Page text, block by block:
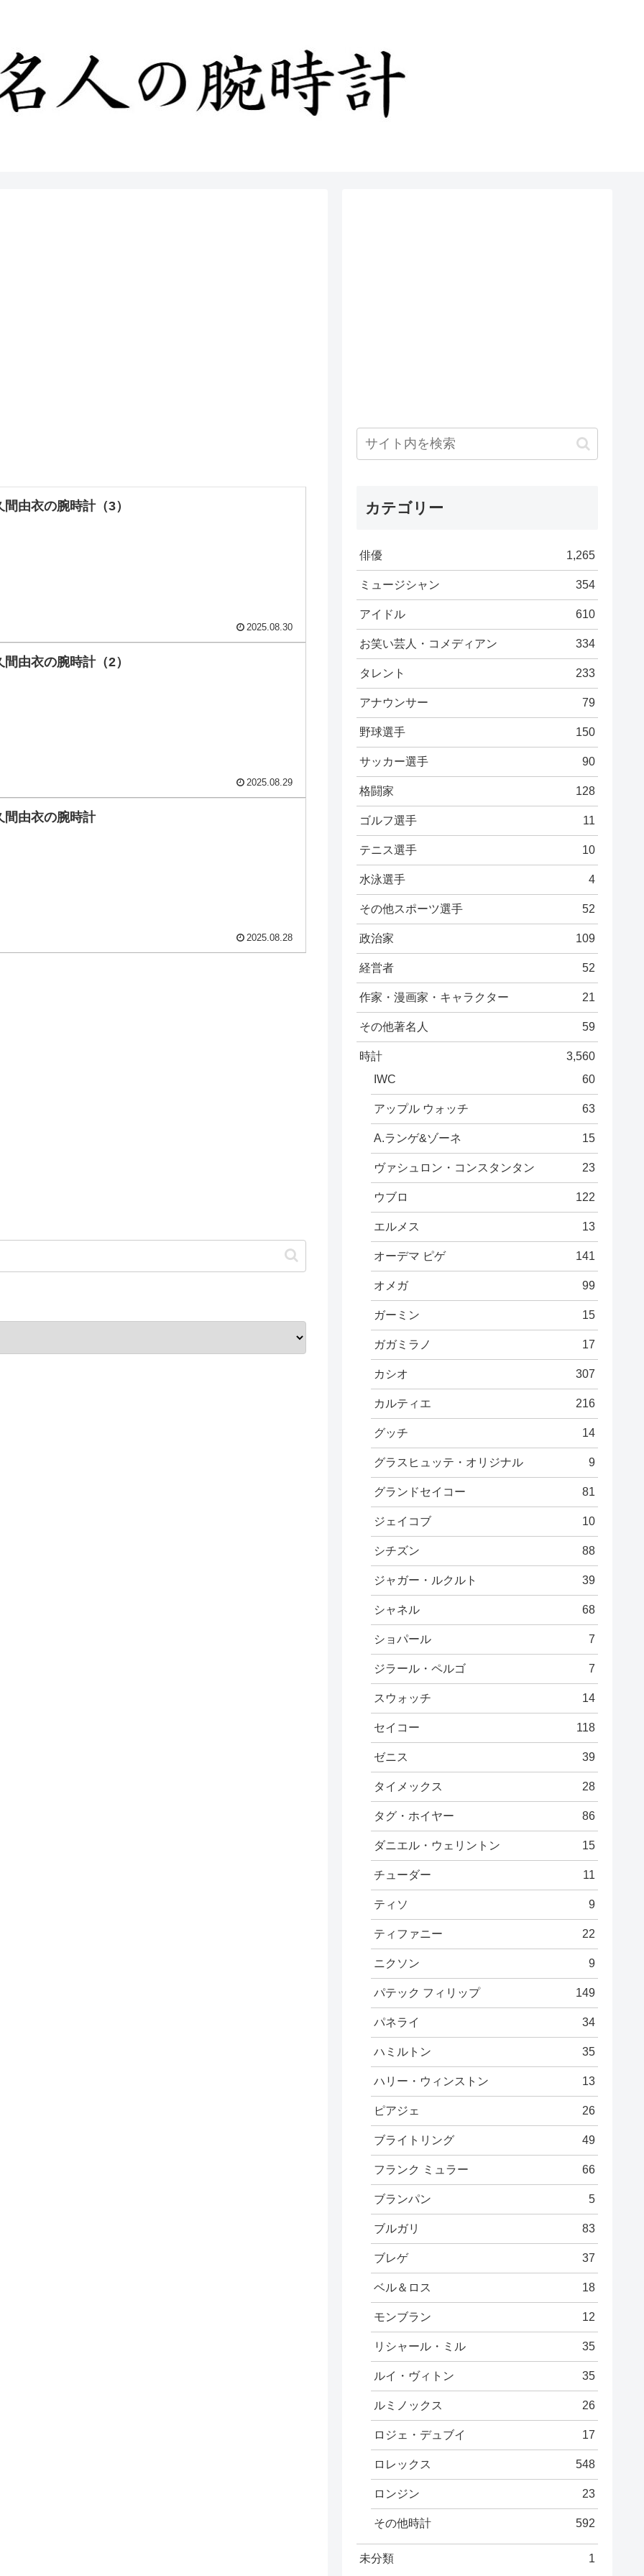
間由衣の腕時計（3）
2025.08.30
間由衣の腕時計（2）
2025.08.29
間由衣の腕時計
2025.08.28
カテゴリー
俳優 1,265
ミュージシャン 354
アイドル 610
お笑い芸人・コメディアン 334
タレント 233
アナウンサー 79
野球選手 150
サッカー選手 90
格闘家 128
ゴルフ選手 11
テニス選手 10
水泳選手 4
その他スポーツ選手 52
政治家 109
経営者 52
作家・漫画家・キャラクター 21
その他著名人 59
時計
3,560
IWC
60
アップル ウォッチ 63
A.ランゲ&ゾーネ 15
ヴァシュロン・コンスタンタン 23
ウブロ 122
エルメス 13
オーデマ ピゲ 141
オメガ 99
ガーミン 15
ガガミラノ 17
カシオ 307
カルティエ 216
グッチ 14
グラスヒュッテ・オリジナル 9
グランドセイコー 81
ジェイコブ 10
シチズン 88
ジャガー・ルクルト 39
シャネル 68
ショパール 7
ジラール・ペルゴ 7
スウォッチ 14
セイコー 118
ゼニス 39
タイメックス 28
タグ・ホイヤー 86
ダニエル・ウェリントン 15
チューダー 11
ティソ 9
ティファニー 22
ニクソン 9
パテック フィリップ 149
パネライ 34
ハミルトン 35
ハリー・ウィンストン 13
ピアジェ 26
ブライトリング 49
フランク ミュラー 66
ブランパン 5
ブルガリ 83
ブレゲ 37
ベル＆ロス 18
モンブラン 12
リシャール・ミル 35
ルイ・ヴィトン 35
ルミノックス 26
ロジェ・デュブイ 17
ロレックス 548
ロンジン 23
その他時計 592
未分類 1